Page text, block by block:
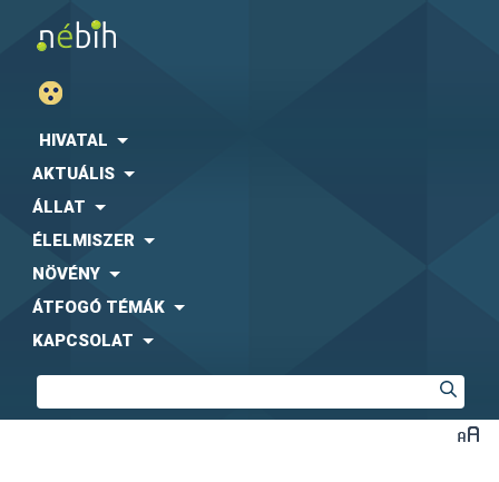
HIVATAL
AKTUÁLIS
ÁLLAT
ÉLELMISZER
NÖVÉNY
ÁTFOGÓ TÉMÁK
KAPCSOLAT